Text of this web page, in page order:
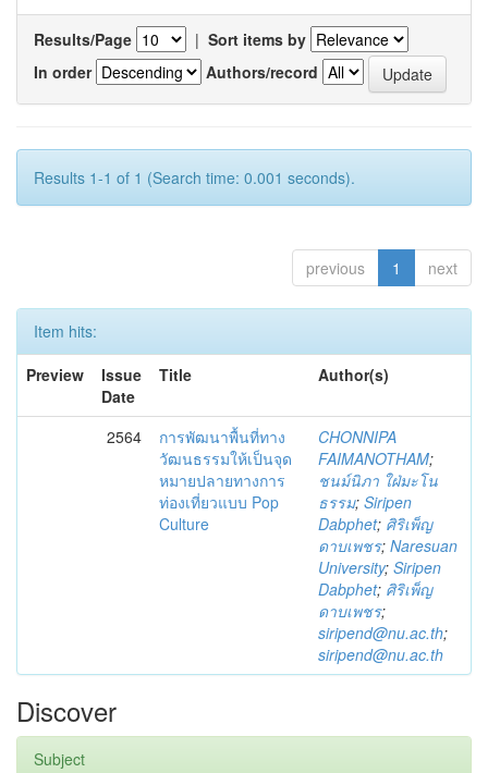
Results/Page | Sort items by
In order
Authors/record
Results 1-1 of 1 (Search time: 0.001 seconds).
previous 1 next
Item hits:
Preview
Issue
Date
Title Author(s)
2564
การพัฒนาพื้นที่ทาง
วัฒนธรรมให้เป็นจุด
หมายปลายทางการ
ท่องเที่ยวแบบ Pop
Culture
CHONNIPA
FAIMANOTHAM;
ชนม์นิภา ใฝ่มะโน
ธรรม; Siripen
Dabphet; ศิริเพ็ญ
ดาบเพชร; Naresuan
University; Siripen
Dabphet; ศิริเพ็ญ
ดาบเพชร;
siripend@nu.ac.th;
siripend@nu.ac.th
Discover
Subject